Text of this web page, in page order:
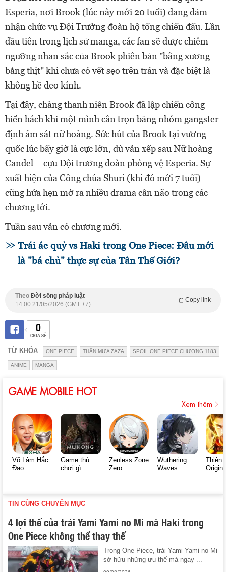
Esperia, nơi Brook (lúc này mới 20 tuổi) đang đảm
nhận chức vụ Đội Trưởng đoàn hộ tống chiến đấu. Lần
đầu tiên trong lịch sử manga, các fan sẽ được chiêm
ngưỡng nhan sắc của Brook phiên bản "bằng xương
bằng thịt" khi chưa có vết sẹo trên trán và đặc biệt là
không hề đeo kính.
Tại đây, chàng thanh niên Brook đã lập chiến công
hiển hách khi một mình cân trọn băng nhóm gangster
định ám sát nữ hoàng. Sức hút của Brook tại vương
quốc lúc bấy giờ là cực lớn, dù vẫn xếp sau Nữ hoàng
Candel – cựu Đội trưởng đoàn phòng vệ Esperia. Sự
xuất hiện của Công chúa Shuri (khi đó mới 7 tuổi)
cũng hứa hẹn mở ra nhiều drama cân não trong các
chương tới.
Tuần sau vẫn có chương mới.
Trái ác quỷ vs Haki trong One Piece: Đâu mới
là "bá chủ" thực sự của Tân Thế Giới?
Theo Đời sống pháp luật
Copy link
14:00 21/05/2026 (GMT +7)
0
CHIA SẺ
TỪ KHÓA ONE PIECE THẦN MƯA ZAZA SPOIL ONE PIECE CHƯƠNG 1183
ANIME MANGA
GAME MOBILE HOT
Xem thêm
Võ Lâm Hắc
Đạo
Game thủ
chơi gì
Zenless Zone
Zero
Wuthering
Waves
Thiên
Origin
TIN CÙNG CHUYÊN MỤC
4 lợi thế của trái Yami Yami no Mi mà Haki trong
One Piece không thể thay thế
Trong One Piece, trái Yami Yami no Mi
sở hữu những ưu thế mà ngay ...